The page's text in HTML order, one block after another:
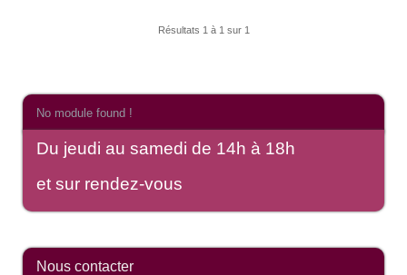
Résultats 1 à 1 sur 1
No module found !
Du jeudi au samedi de 14h à 18h
et sur rendez-vous
Nous contacter